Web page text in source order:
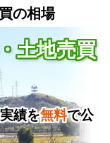
の相場
土地売買
績を無料で公